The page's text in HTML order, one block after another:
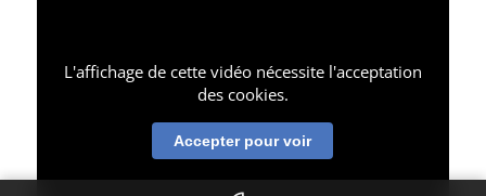
L'affichage de cette vidéo nécessite l'acceptation
des cookies.
Accepter pour voir